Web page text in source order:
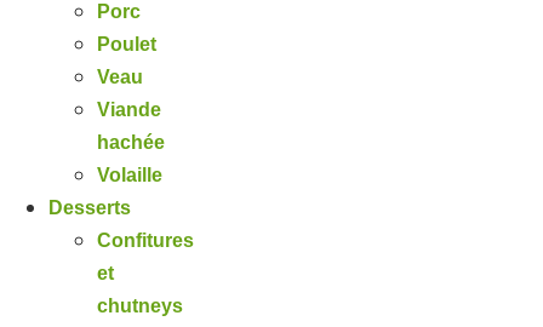
Porc
Poulet
Veau
Viande
hachée
Volaille
Desserts
Confitures
et
chutneys